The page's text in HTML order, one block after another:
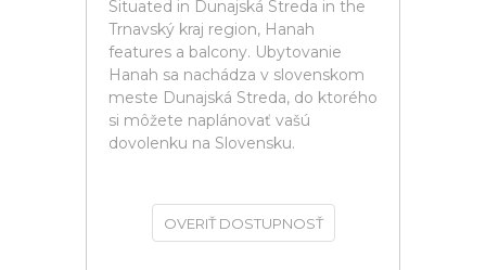
Situated in Dunajská Streda in the
Trnavský kraj region, Hanah
features a balcony. Ubytovanie
Hanah sa nachádza v slovenskom
meste Dunajská Streda, do ktorého
si môžete naplánovať vašú
dovolenku na Slovensku.
OVERIŤ DOSTUPNOSŤ